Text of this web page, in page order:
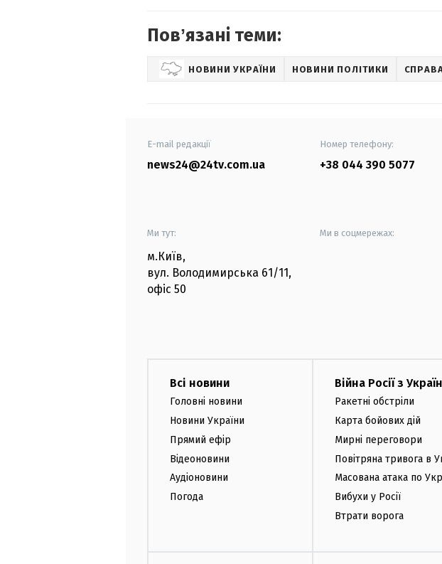
Повʼязані теми:
НОВИНИ УКРАЇНИ НОВИНИ ПОЛІТИКИ
E-mail редакції
news24@24tv.com.ua
Номер телефону:
+38 044 390 5077
Ми тут:
м.Київ,
вул. Володимирська 61/11,
офіс 50
Ми в соцмережах:
Всі новини
Головні новини
Новини України
Прямий ефір
Відеоновини
Аудіоновини
Погода
Війна Росії з
Ракетні обстріли
Карта бойових дій
Мирні переговори
Повітряна тривога в
Масована атака по
Вибухи у Росії
Втрати ворога